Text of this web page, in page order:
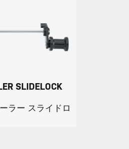
SLIDELOCK
ラー スライドロ